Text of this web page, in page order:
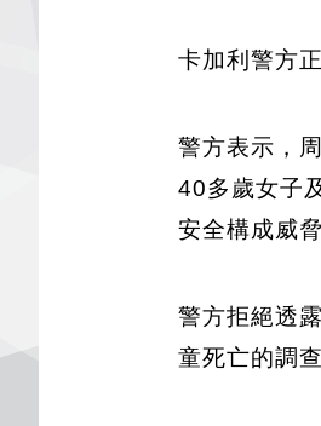
卡加利警方
警方表示，
40多歲女子
安全構成威脅
警方拒絕透
童死亡的調查